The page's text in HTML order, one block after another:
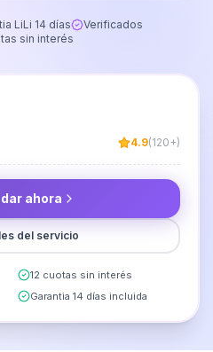
LiLi 14 días
Verificados
sin interés
4.9(120+)
ahora
del servicio
12 cuotas sin interés
Garantia 14 días incluida